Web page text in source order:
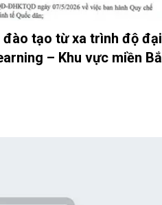
tạo từ xa trình độ đại
– Khu vực miền